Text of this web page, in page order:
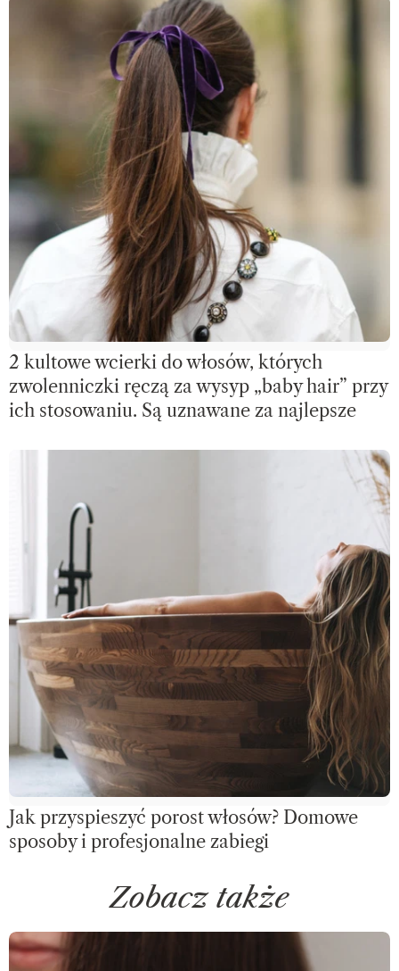
2 kultowe wcierki do włosów, których
zwolenniczki ręczą za wysyp „baby hair” przy
ich stosowaniu. Są uznawane za najlepsze
Jak przyspieszyć porost włosów? Domowe
sposoby i profesjonalne zabiegi
Zobacz także